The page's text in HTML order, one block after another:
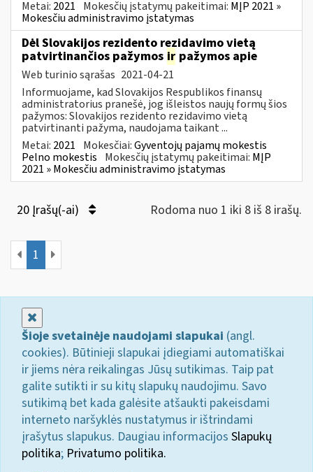
Metai: 2021 Mokesčių įstatymų pakeitimai: MĮP 2021 »
Mokesčiu administravimo įstatymas
Dėl Slovakijos rezidento rezidavimo vietą
patvirtinančios pažymos ir pažymos apie
Web turinio sąrašas 2021-04-21
Informuojame, kad Slovakijos Respublikos finansų
administratorius pranešė, jog išleistos naujų formų šios
pažymos: Slovakijos rezidento rezidavimo vietą
patvirtinanti pažyma, naudojama taikant ...
Metai: 2021 Mokesčiai:Gyventojų pajamų mokestis
Pelno mokestis Mokesčių įstatymų pakeitimai: MĮP
2021 » Mokesčiu administravimo įstatymas
20 Įrašų(-ai) Rodoma nuo 1 iki 8 iš 8 irašų.
1
Šioje svetainėje naudojami slapukai (angl.
cookies). Būtinieji slapukai įdiegiami automatiškai
ir jiems nėra reikalingas Jūsų sutikimas. Taip pat
galite sutikti ir su kitų slapukų naudojimu. Savo
sutikimą bet kada galėsite atšaukti pakeisdami
interneto naršyklės nustatymus ir ištrindami
įrašytus slapukus. Daugiau informacijos Slapukų
politika; Privatumo politika.